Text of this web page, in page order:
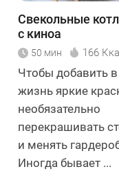
Свекольные
с киноа
50 мин 166
Чтобы добавить в
жизнь яркие
необязательно
перекрашивать
и менять
Иногда бывает ...